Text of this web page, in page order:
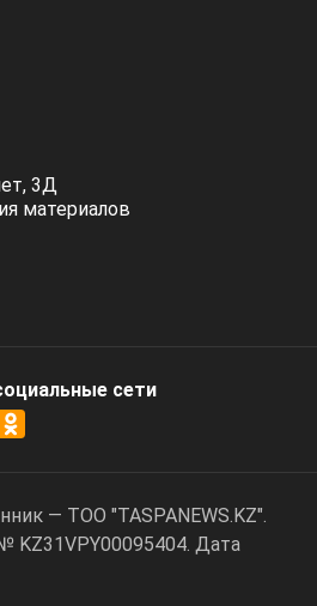
3Д
материалов
cети
— ТОО "TASPANEWS.KZ".
KZ31VPY00095404. Дата